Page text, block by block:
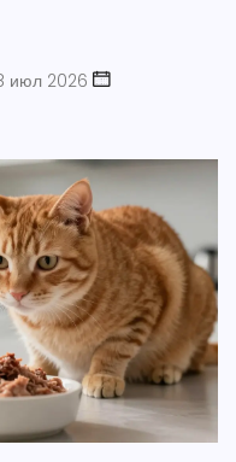
июл 2026